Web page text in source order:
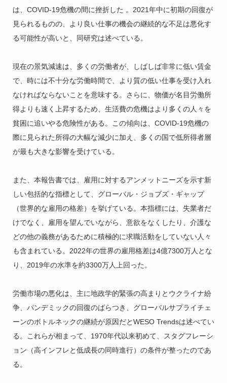
は、COVID-19危機の間に挫折した 。2021年中に初期の回復が
見られるものの、より良い仕事の機会の継続的な不足は悪化す
る可能性が高いと、同研究は述べている。
現在の景気減速は、多くの労働者が、しばしば非常に低い賃金
で、時には不十分な労働時間で、より質の低い仕事を受け入れ
なければならないことを意味する。さらに、物価が名目労働所
得よりも速く上昇するため、生活費の危機はより多くの人々を
貧困に追いやる危険性がある。この傾向は、COVID-19危機の
際に見られた所得の大幅な減少に加え、多くの国で低所得者層
が最も大きな影響を受けている。
また、本報告書では、雇用に対するアンメットニーズを示す新
しい包括的な指標として、グローバル・ジョブズ・ギャップ
（世界的な雇用の格差）を挙げている。本指標には、失業者だ
けでなく、雇用を望んでいながら、意欲をなくしたり、介護な
どの他の義務があるために積極的に求職活動をしていない人々
も含まれている。2022年の世界の雇用格差は4億7300万人とな
り、2019年の水準を約3300万人上回った。
労働市場の悪化は、主に地政学的緊張の高まりとウクライナ紛
争、パンデミックの回復のばらつき、グローバルサプライチェ
ーンのボトルネックの継続が原因だとWESO Trendsは述べてい
る。これらが相まって、1970年代以来初めて、スタグフレーシ
ョン（高インフレと低成長の同時進行）の条件が整ったのであ
る。